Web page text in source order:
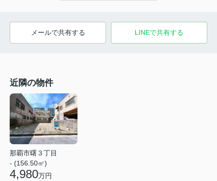
メールで共有する LINEで共有する
近隣の物件
那覇市曙３丁目
- (156.50㎡)
4,980万円